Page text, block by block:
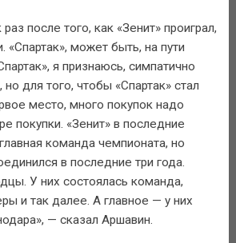
после того, как «Зенит» проиграл,
«Спартак», может быть, на пути
я признаюсь, симпатично
но для того, чтобы «Спартак» стал
место, много покупок надо
покупки. «Зенит» в последние
команда чемпионата, но
в последние три года.
У них состоялась команда,
и так далее. А главное — у них
— сказал Аршавин.